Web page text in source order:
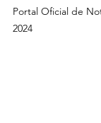
Portal Oficial de
2024